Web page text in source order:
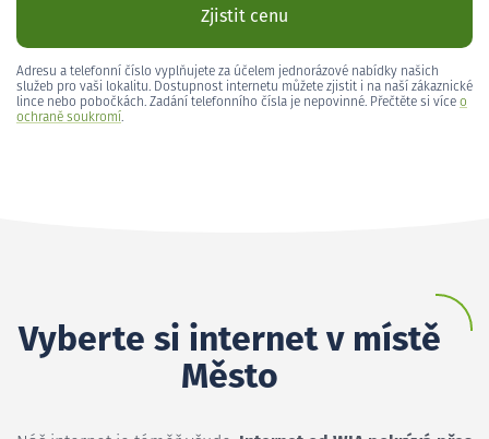
Zjistit cenu
Adresu a telefonní číslo vyplňujete za účelem jednorázové nabídky našich
služeb pro vaši lokalitu. Dostupnost internetu můžete zjistit i na naší zákaznické
lince nebo pobočkách. Zadání telefonního čísla je nepovinné. Přečtěte si více o
ochraně soukromí.
Vyberte si internet v místě
Město